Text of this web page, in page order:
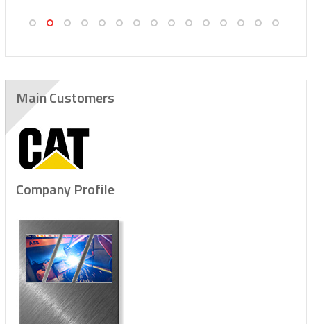
Main Customers
Company Profile